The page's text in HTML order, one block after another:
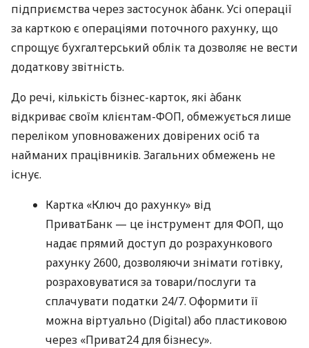
підприємства через застосунок àбанк. Усі операції
за карткою є операціями поточного рахунку, що
спрощує бухгалтерський облік та дозволяє не вести
додаткову звітність.
До речі, кількість бізнес-карток, які àбанк
відкриває своїм клієнтам-ФОП, обмежується лише
переліком уповноважених довірених осіб та
найманих працівників. Загальних обмежень не
існує.
Картка «Ключ до рахунку» від
ПриватБанк — це інструмент для ФОП, що
надає прямий доступ до розрахункового
рахунку 2600, дозволяючи знімати готівку,
розраховуватися за товари/послуги та
сплачувати податки 24/7. Оформити її
можна віртуально (Digital) або пластиковою
через «Приват24 для бізнесу».